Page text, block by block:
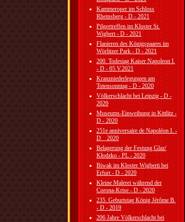
Kammeroper im Schloss
Rheinsberg - D - 2021
Pilgertreffen im Kloster St.
Wigbert - D - 2021
Flanieren des Königspaares im
Wörlitzer Park - D - 2021
200. Todestag Kaiser Napoleon I.
- D - 05.V.2021
Kranzniederlegungen am
Totensonntag - D - 2020
Völkerschlacht bei Leipzig - D -
2020
Museums-Einweihung in Kittlitz -
D - 2020
251e anniversaire de Napoléon I. -
D _ 2020
Belagerung der Festung Glaz/
Kłodzko - PL - 2020
Biwak im Kloster Wigberti bei
Erfurt - D - 2020
Kleine Malerei während der
Corona-Krise - D - 2020
235. Geburtstag König Jérôme B.
- D - 2019
206 Jahre Völkerschlacht bei